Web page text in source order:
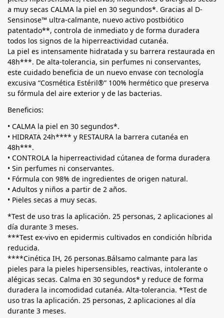
a muy secas CALMA la piel en 30 segundos*. Gracias al D-
Sensinose™ ultra-calmante, nuevo activo postbiótico
patentado**, controla de inmediato y de forma duradera
todos los signos de la hiperreactividad cutanéa.
La piel es intensamente hidratada y su barrera restaurada en
48h***. De alta-tolerancia, sin perfumes ni conservantes,
este cuidado beneficia de un nuevo envase con tecnología
excusiva “Cosmética Estéril®” 100% hermético que preserva
su fórmula del aire exterior y de las bacterias.
Beneficios:
• CALMA la piel en 30 segundos*.
• HIDRATA 24h**** y RESTAURA la barrera cutanéa en
48h***.
• CONTROLA la hiperreactividad cútanea de forma duradera
• Sin perfumes ni conservantes.
• Fórmula con 98% de ingredientes de origen natural.
• Adultos y niños a partir de 2 años.
• Pieles secas a muy secas.
*Test de uso tras la aplicación. 25 personas, 2 aplicaciones al
día durante 3 meses.
***Test ex-vivo en epidermis cultivados en condición híbrida
reducida.
****Cinética IH, 26 personas.Bálsamo calmante para las
pieles para la pieles hipersensibles, reactivas, intolerante o
alégicas secas. Calma en 30 segundos* y reduce de forma
duradera la incomodidad cutanéa. Alta-tolerancia. *Test de
uso tras la aplicación. 25 personas, 2 aplicaciones al día
durante 3 meses.